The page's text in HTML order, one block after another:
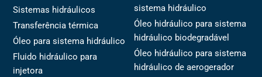
Sistemas hidráulicos
Transferência térmica
Óleo para sistema hidráulico
Fluido hidráulico para
injetora
sistema hidráulico
Óleo hidráulico para sistema
hidráulico biodegradável
Óleo hidráulico para sistema
hidráulico de aerogerador